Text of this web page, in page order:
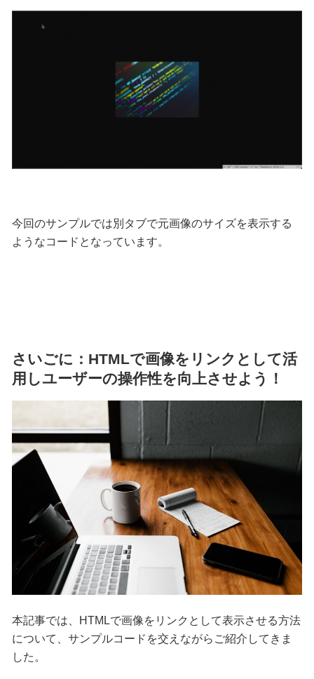
今回のサンプルでは別タブで元画像のサイズを表示する
ようなコードとなっています。
さいごに：HTMLで画像をリンクとして活
用しユーザーの操作性を向上させよう！
本記事では、HTMLで画像をリンクとして表示させる方法
について、サンプルコードを交えながらご紹介してきま
した。